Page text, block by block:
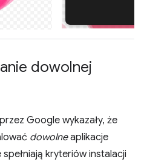
dowolnej
Google wykazały, że
dowolneaplikacje
kryteriów instalacji